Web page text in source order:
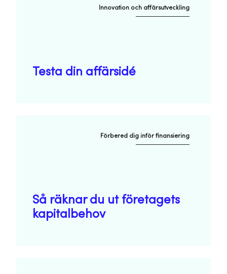
Innovation och affärsutveckling
Testa din affärsidé
Förbered dig inför finansiering
Så räknar du ut företagets
kapitalbehov